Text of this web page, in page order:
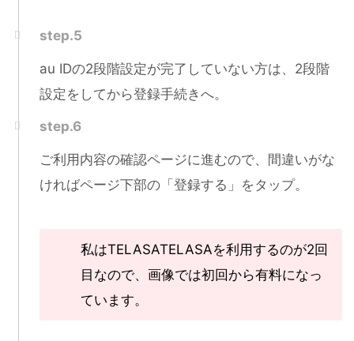
step.5
au IDの2段階設定が完了していない方は、2段階
設定をしてから登録手続きへ。
step.6
ご利用内容の確認ページに進むので、間違いがな
ければページ下部の「登録する」をタップ。
私はTELASATELASAを利用するのが2回
目なので、画像では初回から有料になっ
ています。